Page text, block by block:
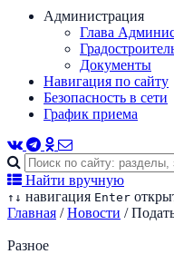
Администрация
Глава
Документы
Навигация по сайту
Безопасность в сети
График приема
Найти вручную
↑ ↓ навигация Enter
Главная / Новости /
Разное